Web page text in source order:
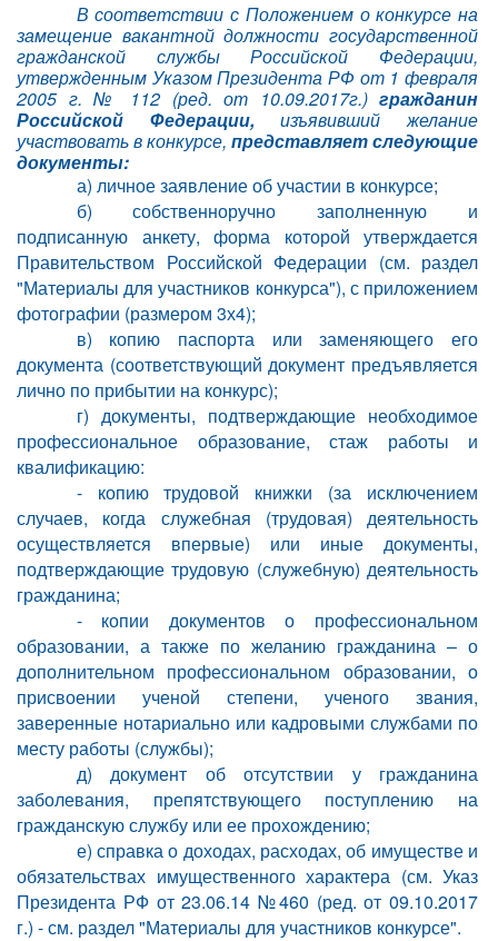
В соответствии с Положением о конкурсе на
замещение вакантной должности государственной
гражданской службы Российской Федерации,
утвержденным Указом Президента РФ от 1 февраля
2005 г. № 112 (ред. от 10.09.2017г.) гражданин
Российской Федерации,
изъявивший желание
участвовать в конкурсе, представляетследующие
документы:
а) личное заявление об участии в конкурсе;
б) собственноручно заполненную и
подписанную анкету, форма которой утверждается
Правительством Российской Федерации (см. раздел
"Материалы для участников конкурса"), с приложением
фотографии (размером 3х4);
в) копию паспорта или заменяющего его
документа (соответствующий документ предъявляется
лично по прибытии на конкурс);
г) документы, подтверждающие необходимое
профессиональное образование, стаж работы и
квалификацию:
- копию трудовой книжки (за исключением
случаев, когда служебная (трудовая) деятельность
осуществляется впервые) или иные документы,
подтверждающие трудовую (служебную) деятельность
гражданина;
- копии документов о профессиональном
образовании, а также по желанию гражданина – о
дополнительном профессиональном образовании, о
присвоении ученой степени, ученого звания,
заверенные нотариально или кадровыми службами по
месту работы (службы);
д) документ об отсутствии у гражданина
заболевания, препятствующего поступлению на
гражданскую службу или ее прохождению;
е) справка о доходах, расходах, об имуществе и
обязательствах имущественного характера (см. Указ
Президента РФ от 23.06.14 №460 (ред. от 09.10.2017
г.) -см. раздел "Материалы для участников конкурсе".